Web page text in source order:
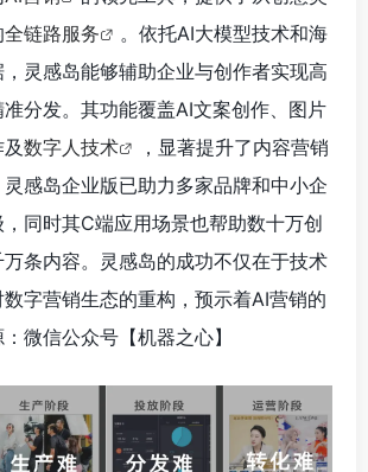
全链路服务
。依托AI大模型技术和海
灵感岛能够辅助企业与创作者实现高
分发。其功能覆盖AI文案创作、图片
数字人技术
，显著提升了内容营销
感岛企业版已助力多家品牌和中小企
同时其C端应用场景也帮助数十万创
条内容。灵感岛的成功不仅在于技术
字营销生态的重构，预示着AI营销的
微信公众号【机器之心】